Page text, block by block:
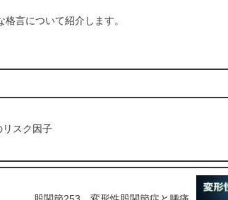
言について紹介します。
スク因子